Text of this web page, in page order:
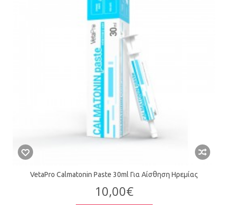
VetaPro Calmatonin Paste 30ml Για Αίσθηση Ηρεμίας
10,00€